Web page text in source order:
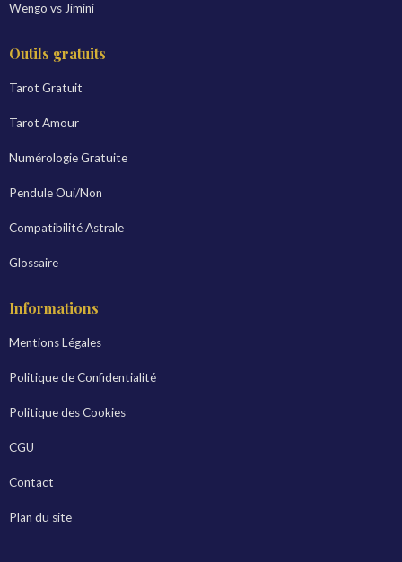
Wengo vs Jimini
Outils gratuits
Tarot Gratuit
Tarot Amour
Numérologie Gratuite
Pendule Oui/Non
Compatibilité Astrale
Glossaire
Informations
Mentions Légales
Politique de Confidentialité
Politique des Cookies
CGU
Contact
Plan du site